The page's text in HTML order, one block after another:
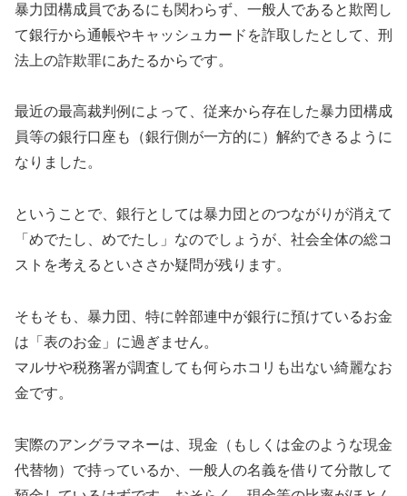
暴力団構成員であるにも関わらず、一般人であると欺罔し
て銀行から通帳やキャッシュカードを詐取したとして、刑
法上の詐欺罪にあたるからです。
最近の最高裁判例によって、従来から存在した暴力団構成
員等の銀行口座も（銀行側が一方的に）解約できるように
なりました。
ということで、銀行としては暴力団とのつながりが消えて
「めでたし、めでたし」なのでしょうが、社会全体の総コ
ストを考えるといささか疑問が残ります。
そもそも、暴力団、特に幹部連中が銀行に預けているお金
は「表のお金」に過ぎません。
マルサや税務署が調査しても何らホコリも出ない綺麗なお
金です。
実際のアングラマネーは、現金（もしくは金のような現金
代替物）で持っているか、一般人の名義を借りて分散して